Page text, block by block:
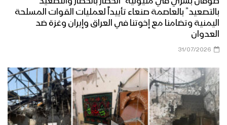
بالتصعيد” بالعاصمة صنعاء تأييداً لعمليات القوات المسلحة
اليمنية وتضامنا مع إخوتنا في العراق وإيران وغزة ضد
العدوان
31/07/2026